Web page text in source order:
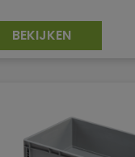
BEKIJKEN